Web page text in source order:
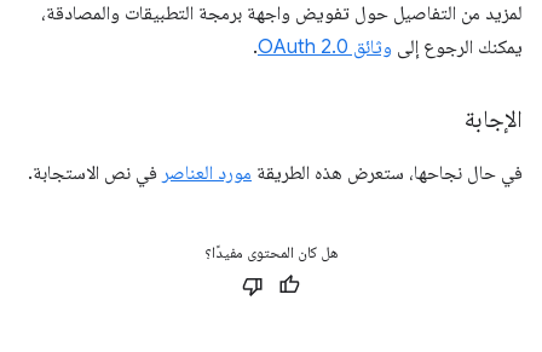
لمزيد من التفاصيل حول تفويض واجهة برمجة التطبيقات والمصادقة،
يمكنك الرجوع إلى وثائق OAuth 2.0 .
الإجابة
في حال نجاحها، ستعرض هذه الطريقة مورد العناصر في نص الاستجابة.
هل كان المحتوى مفيدًا؟